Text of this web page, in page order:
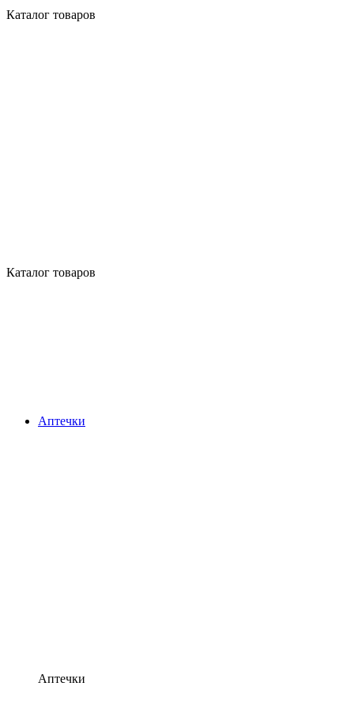
Каталог товаров
Каталог товаров
Аптечки
Аптечки